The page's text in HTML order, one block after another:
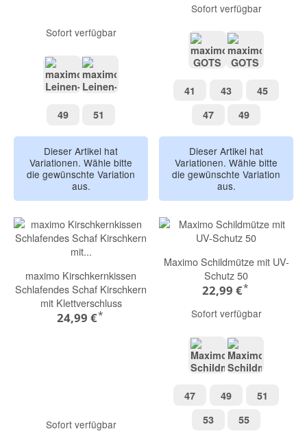
Sofort verfügbar
4949 51
Dieser Artikel hat
Variationen. Wähle bitte
die gewünschte Variation
aus.
Sofort verfügbar
41
4343 4545
4747 4949
Dieser Artikel hat
Variationen. Wähle bitte
die gewünschte Variation
aus.
maximo Kirschkernkissen
Schlafendes Schaf Kirschkern
mit Klettverschluss
24,99 €*
Sofort verfügbar
Maximo Schildmütze mit UV-
Schutz 50
22,99 €*
Sofort verfügbar
4747 4949 51
5353 5555